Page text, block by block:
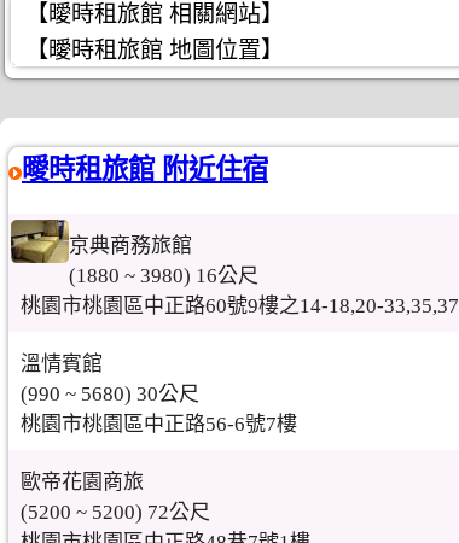
【曖時租旅館 相關網站】
【曖時租旅館 地圖位置】
曖時租旅館 附近住宿
京典商務旅館
(1880 ~ 3980) 16公尺
桃園市桃園區中正路60號9樓之14-18,20-33,35,37
溫情賓館
(990 ~ 5680) 30公尺
桃園市桃園區中正路56-6號7樓
歐帝花園商旅
(5200 ~ 5200) 72公尺